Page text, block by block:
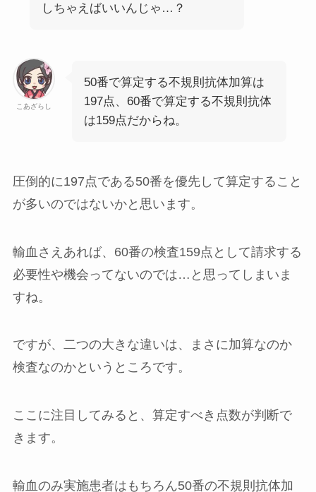
しちゃえばいいんじゃ…？
こあざらし
50番で算定する不規則抗体加算は
197点、60番で算定する不規則抗体
は159点だからね。
圧倒的に197点である50番を優先して算定すること
が多いのではないかと思います。
輸血さえあれば、60番の検査159点として請求する
必要性や機会ってないのでは…と思ってしまいま
すね。
ですが、二つの大きな違いは、まさに加算なのか
検査なのかというところです。
ここに注目してみると、算定すべき点数が判断で
きます。
輸血のみ実施患者はもちろん50番の不規則抗体加